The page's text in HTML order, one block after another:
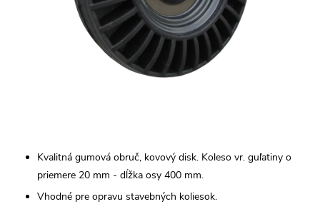
Kvalitná gumová obruč, kovový disk. Koleso vr. guľatiny o
priemere 20 mm - dĺžka osy 400 mm.
Vhodné pre opravu stavebných koliesok.